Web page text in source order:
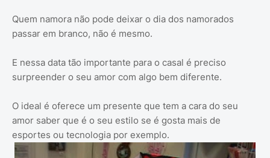
Quem namora não pode deixar o dia dos namorados
passar em branco, não é mesmo.
E nessa data tão importante para o casal é preciso
surpreender o seu amor com algo bem diferente.
O ideal é oferece um presente que tem a cara do seu
amor saber que é o seu estilo se é gosta mais de
esportes ou tecnologia por exemplo.